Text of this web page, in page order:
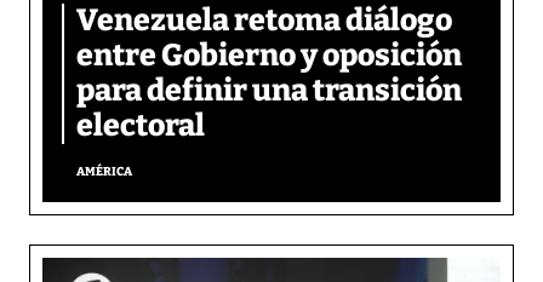
Venezuela retoma diálogo
entre Gobierno y oposición
para definir una transición
electoral
AMÉRICA